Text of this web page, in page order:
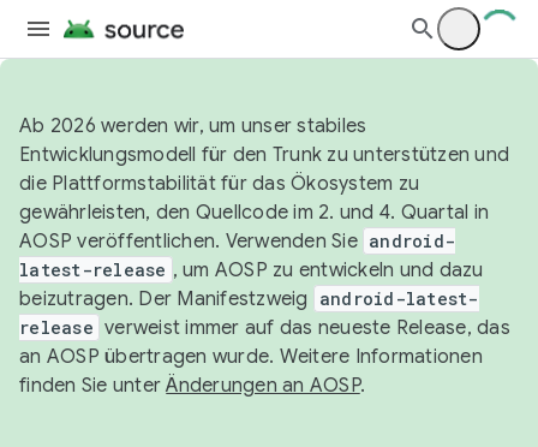
Ab 2026 werden wir, um unser stabiles
Entwicklungsmodell für den Trunk zu unterstützen und
die Plattformstabilität für das Ökosystem zu
gewährleisten, den Quellcode im 2. und 4. Quartal in
AOSP veröffentlichen. Verwenden Sie android-
latest-release , um AOSP zu entwickeln und dazu
beizutragen. Der Manifestzweig
android-latest-
release verweist immer auf das neueste Release, das
an AOSP übertragen wurde. Weitere Informationen
finden Sie unterÄnderungen an AOSP.